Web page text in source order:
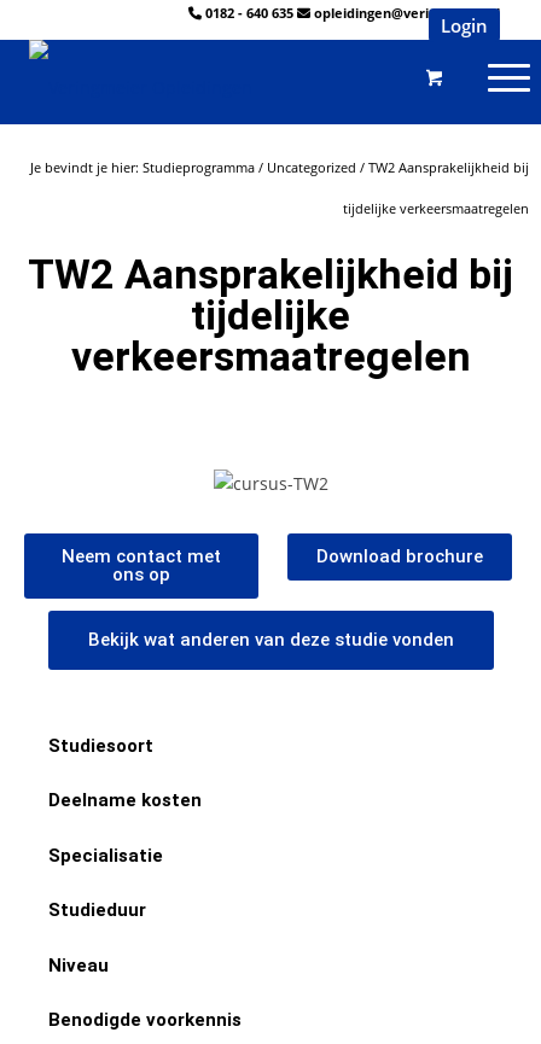
0182 - 640 635 opleidingen@veringmeier.nl
Login
Je bevindt je hier: Studieprogramma / Uncategorized / TW2 Aansprakelijkheid bij
tijdelijke verkeersmaatregelen
TW2 Aansprakelijkheid bij
tijdelijke
verkeersmaatregelen
Neem contact met
ons op
Download brochure
Bekijk wat anderen van deze studie vonden
Studiesoort
Deelname kosten
Specialisatie
Studieduur
Niveau
Benodigde voorkennis